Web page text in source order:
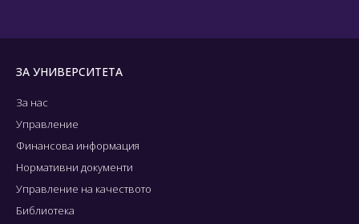
ЗА УНИВЕРСИТЕТА
За нас
Управление
Финансова информация
Нормативни документи
Управление на качеството
Библиотека